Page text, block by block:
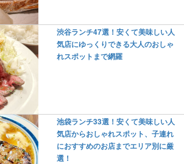
渋谷ランチ47選！安くて美味しい人
気店にゆっくりできる大人のおしゃ
れスポットまで網羅
池袋ランチ33選！安くて美味しい人
気店からおしゃれスポット、子連れ
におすすめのお店までエリア別に厳
選！